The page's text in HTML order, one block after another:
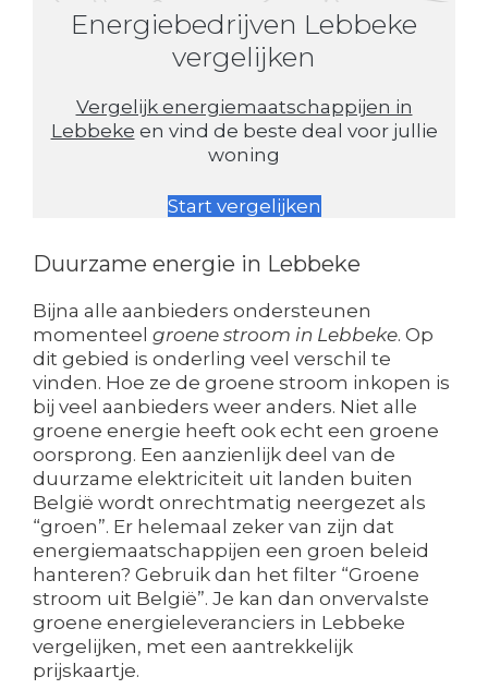
Energiebedrijven Lebbeke
vergelijken
Vergelijk energiemaatschappijen in
Lebbeke en vind de beste deal voor jullie
woning
Start vergelijken
Duurzame energie in Lebbeke
Bijna alle aanbieders ondersteunen
momenteel groene stroom in Lebbeke. Op
dit gebied is onderling veel verschil te
vinden. Hoe ze de groene stroom inkopen is
bij veel aanbieders weer anders. Niet alle
groene energie heeft ook echt een groene
oorsprong. Een aanzienlijk deel van de
duurzame elektriciteit uit landen buiten
België wordt onrechtmatig neergezet als
“groen”. Er helemaal zeker van zijn dat
energiemaatschappijen een groen beleid
hanteren? Gebruik dan het filter “Groene
stroom uit België”. Je kan dan onvervalste
groene energieleveranciers in Lebbeke
vergelijken, met een aantrekkelijk
prijskaartje.